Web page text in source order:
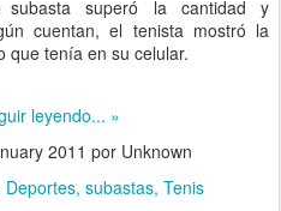
subasta superó la cantidad y
cuentan, el tenista mostró la
que tenía en su celular.
leyendo... »
2011 por Unknown
Deportes subastas Tenis